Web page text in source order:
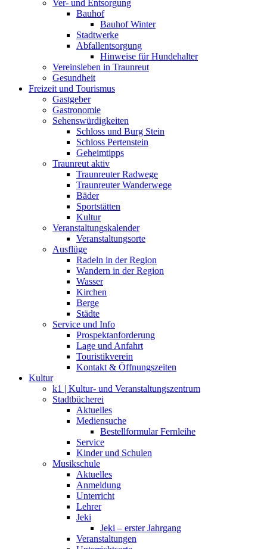
Ver- und Entsorgung
Bauhof
Bauhof Winter
Stadtwerke
Abfallentsorgung
Hinweise für Hundehalter
Vereinsleben in Traunreut
Gesundheit
Freizeit und Tourismus
Gastgeber
Gastronomie
Sehenswürdigkeiten
Schloss und Burg Stein
Schloss Pertenstein
Geheimtipps
Traunreut aktiv
Traunreuter Radwege
Traunreuter Wanderwege
Bäder
Sportstätten
Kultur
Veranstaltungskalender
Veranstaltungsorte
Ausflüge
Radeln in der Region
Wandern in der Region
Wasser
Kirchen
Berge
Städte
Service und Info
Prospektanforderung
Lage und Anfahrt
Touristikverein
Kontakt & Öffnungszeiten
Kultur
k1 | Kultur- und Veranstaltungszentrum
Stadtbücherei
Aktuelles
Mediensuche
Bestellformular Fernleihe
Service
Kinder und Schulen
Musikschule
Aktuelles
Anmeldung
Unterricht
Lehrer
Jeki
Jeki – erster Jahrgang
Veranstaltungen